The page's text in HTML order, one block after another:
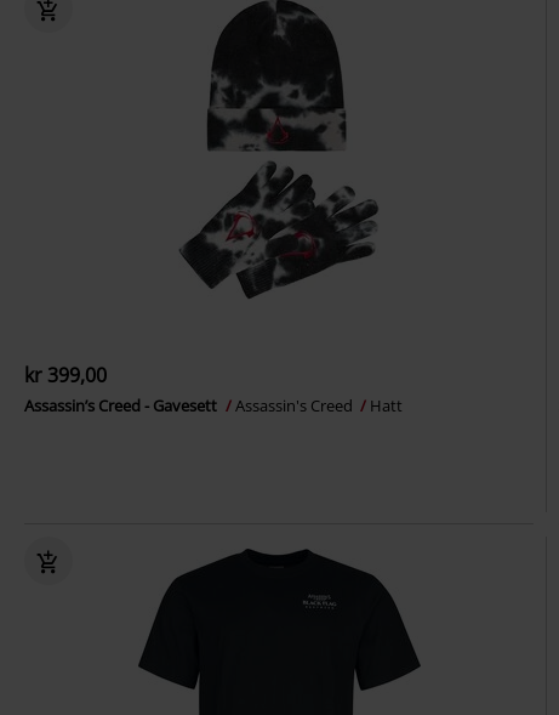
kr 399,00
Assassin’s Creed - Gavesett Assassin's Creed Hatt